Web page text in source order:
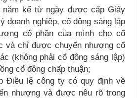
năm kể từ ngày được cấp Giấy
doanh nghiệp, cổ đông sáng lập
cổ phần của mình cho cổ
và chỉ được chuyển nhượng cổ
(không phải cổ đông sáng lập)
cổ đông chấp thuận;
Điều lệ công ty có quy định về
nhượng và được nêu rõ trong